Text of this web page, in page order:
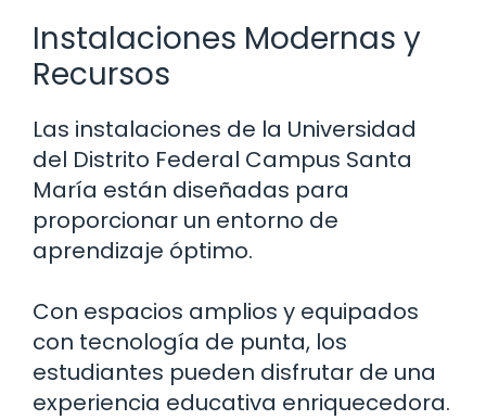
Instalaciones Modernas y
Recursos
Las instalaciones de la Universidad
del Distrito Federal Campus Santa
María están diseñadas para
proporcionar un entorno de
aprendizaje óptimo.
Con espacios amplios y equipados
con tecnología de punta, los
estudiantes pueden disfrutar de una
experiencia educativa enriquecedora.